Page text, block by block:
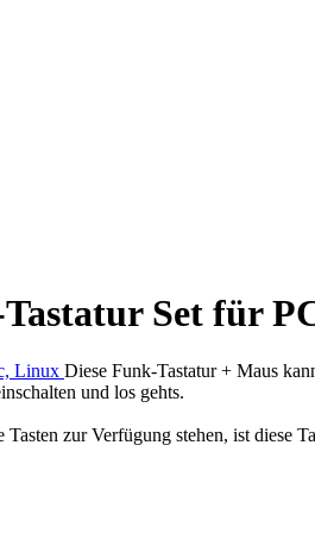
Set für
Diese Funk-Tastatur + Maus
und los gehts.
zur Verfügung stehen, ist diese